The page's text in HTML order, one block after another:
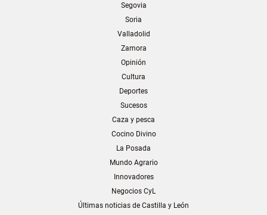
Segovia
Soria
Valladolid
Zamora
Opinión
Cultura
Deportes
Sucesos
Caza y pesca
Cocino Divino
La Posada
Mundo Agrario
Innovadores
Negocios CyL
Últimas noticias de Castilla y León